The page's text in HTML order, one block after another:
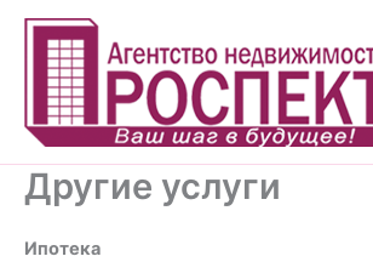
Перейти
содержимому
Другие услуги
Ипотека